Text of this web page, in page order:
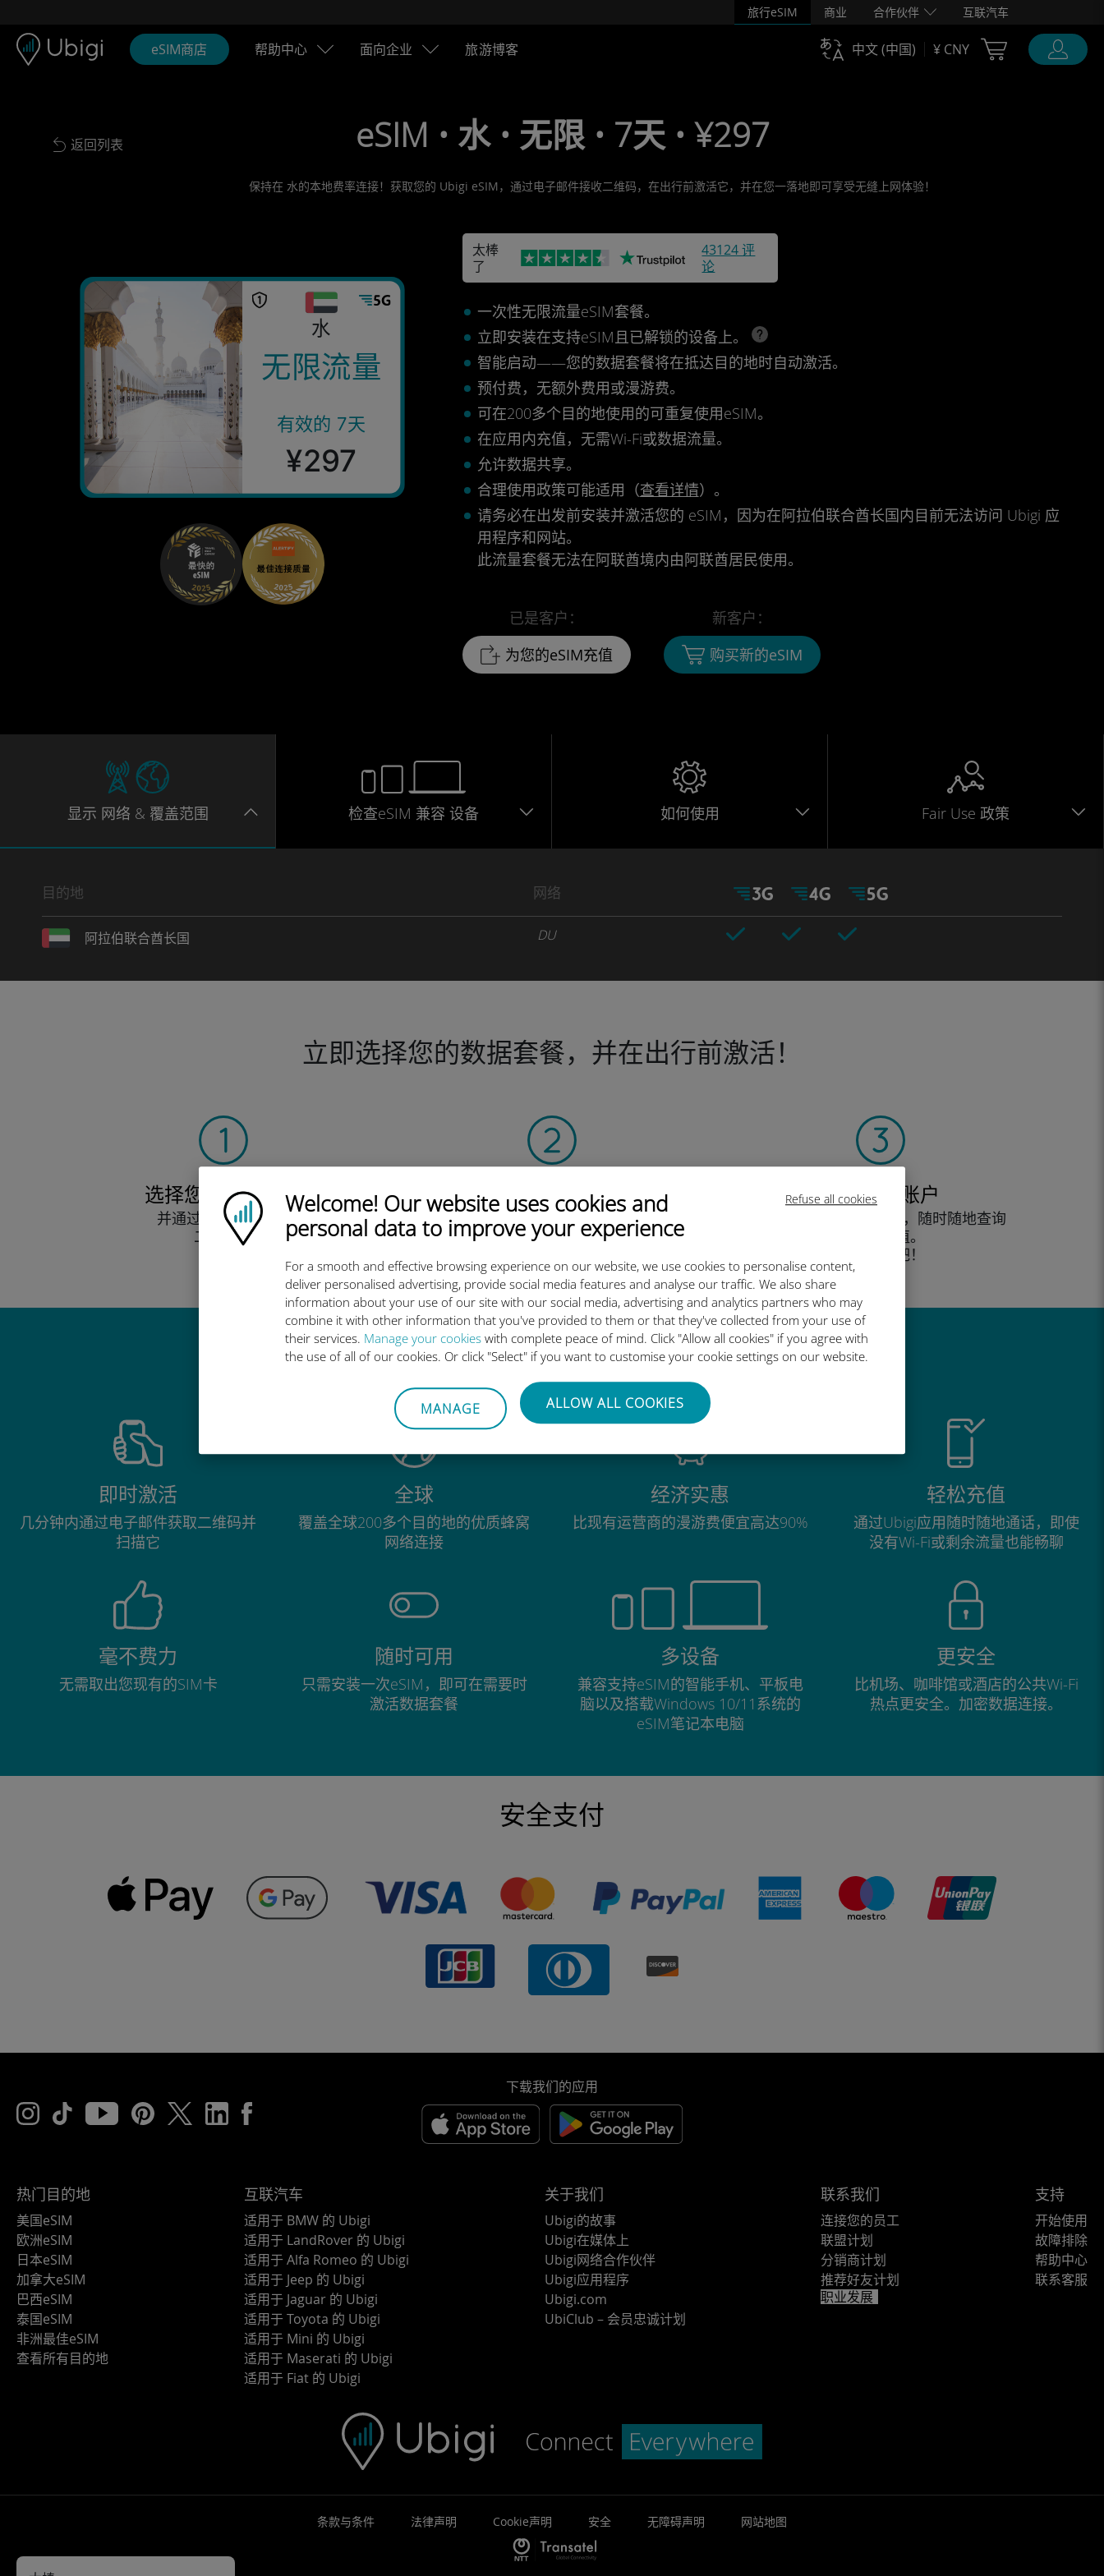
Refuse all cookies
Ubigi logo
Welcome! Our website uses cookies and
personal data to improve your experience
For a smooth and effective browsing experience on our website, we use cookies to personalise content,
deliver personalised advertising, provide social media features and analyse our traffic. We also share
information about your use of our site with our social media, advertising and analytics partners who may
combine it with other information that you've provided to them or that they've collected from your use of
their services. Manage your cookies with complete peace of mind. Click "Allow all cookies" if you agree with
the use of all of our cookies. Or click "Select" if you want to customise your cookie settings on our website.
MANAGE ALLOW ALL COOKIES
旅行eSIM 商业 合作伙伴 互联汽车
eSIM商店 帮助中心 面向企业 旅游博客 中文 (中国) ¥ CNY Cart Ubigi
Back to list
返回列表 eSIM • 水 • 无限 • 7天 • ¥297
保持在 水的本地费率连接！获取您的 Ubigi eSIM，通过电子邮件接收二维码，在出行前激活它，并在您一落地即可享受无缝上网体验！
水
无限流量
有效的 7天
¥297
太棒
了
43124 评
论
一次性无限流量eSIM套餐。
立即安装在支持eSIM且已解锁的设备上。
智能启动——您的数据套餐将在抵达目的地时自动激活。
预付费，无额外费用或漫游费。
可在200多个目的地使用的可重复使用eSIM。
在应用内充值，无需Wi-Fi或数据流量。
允许数据共享。
合理使用政策可能适用（查看详情）。
请务必在出发前安装并激活您的 eSIM，因为在阿拉伯联合酋长国内目前无法访问 Ubigi 应
用程序和网站。
此流量套餐无法在阿联酋境内由阿联酋居民使用。
已是客户：
为您的eSIM充值
新客户：
购买新的eSIM
显示 网络 & 覆盖范围 检查eSIM 兼容 设备 如何使用 Fair Use 政策
目的地 网络
阿拉伯联合酋长国 DU
立即选择您的数据套餐，并在出行前激活！
选择您的数据套餐
并通过电子邮件接收
二维码。
扫描二维码
激活数据套餐并
安装Ubigi eSIM。
创建您的账户
开始使用您的数据套餐，随时随地查询
余额并充值。
尽情享受吧！
为什么Ubigi国际eSIM如此出色
即时激活
几分钟内通过电子邮件获取二维码并
扫描它
全球
覆盖全球200多个目的地的优质蜂窝
网络连接
经济实惠
比现有运营商的漫游费便宜高达90%
轻松充值
通过Ubigi应用随时随地通话，即使
没有Wi-Fi或剩余流量也能畅聊
毫不费力
无需取出您现有的SIM卡
随时可用
只需安装一次eSIM，即可在需要时
激活数据套餐
多设备
兼容支持eSIM的智能手机、平板电
脑以及搭载Windows 10/11系统的
eSIM笔记本电脑
更安全
比机场、咖啡馆或酒店的公共Wi-Fi
热点更安全。加密数据连接。
安全支付
下载我们的应用
热门目的地
美国eSIM
欧洲eSIM
日本eSIM
加拿大eSIM
巴西eSIM
泰国eSIM
非洲最佳eSIM
查看所有目的地
互联汽车
适用于 BMW 的 Ubigi
适用于 LandRover 的 Ubigi
适用于 Alfa Romeo 的 Ubigi
适用于 Jeep 的 Ubigi
适用于 Jaguar 的 Ubigi
适用于 Toyota 的 Ubigi
适用于 Mini 的 Ubigi
适用于 Maserati 的 Ubigi
适用于 Fiat 的 Ubigi
关于我们
Ubigi的故事
Ubigi在媒体上
Ubigi网络合作伙伴
Ubigi应用程序
Ubigi.com
UbiClub – 会员忠诚计划
联系我们
连接您的员工
联盟计划
分销商计划
推荐好友计划
职业发展
支持
开始使用
故障排除
帮助中心
联系客服
条款与条件 法律声明 Cookie声明 安全 无障碍声明 网站地图